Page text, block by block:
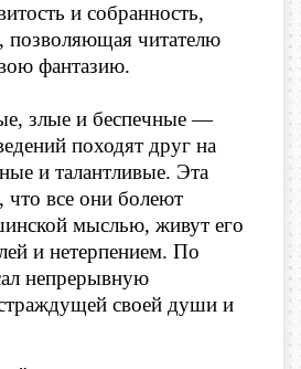
и собранность,
позволяющая читателю
фантазию.
злые и беспечные —
походят друг на
и талантливые. Эта
что все они болеют
мыслью, живут его
и нетерпением. По
непрерывную
своей души и